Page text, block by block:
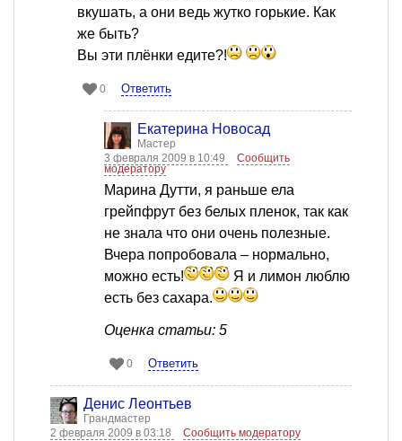
вкушать, а они ведь жутко горькие. Как
же быть?
Вы эти плёнки едите?!
0 Ответить
Екатерина Новосад
Мастер
3 февраля 2009 в 10:49
Сообщить
модератору
Марина Дутти, я раньше ела
грейпфрут без белых пленок, так как
не знала что они очень полезные.
Вчера попробовала – нормально,
можно есть!
Я и лимон люблю
есть без сахара.
Оценка статьи: 5
0 Ответить
Денис Леонтьев
Грандмастер
2 февраля 2009 в 03:18
Сообщить модератору